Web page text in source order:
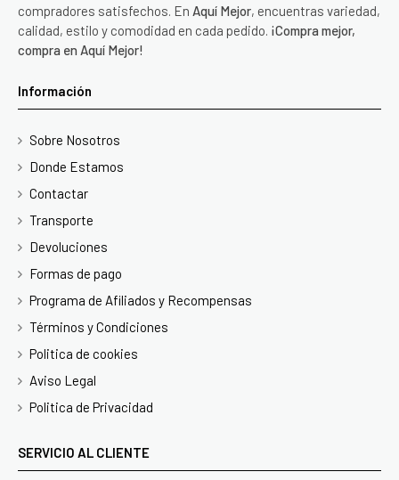
compradores satisfechos. En Aquí Mejor, encuentras variedad,
calidad, estilo y comodidad en cada pedido. ¡Compra mejor,
compra en Aquí Mejor!
Información
Sobre Nosotros
Donde Estamos
Contactar
Transporte
Devoluciones
Formas de pago
Programa de Afiliados y Recompensas
Términos y Condiciones
Politica de cookies
Aviso Legal
Politica de Privacidad
SERVICIO AL CLIENTE